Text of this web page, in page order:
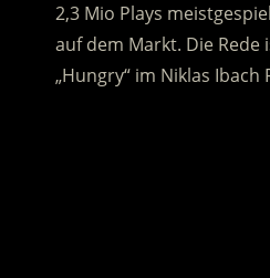
2,3 Mio Plays
auf dem Markt. Die Rede
„Hungry“ im Niklas Ibach